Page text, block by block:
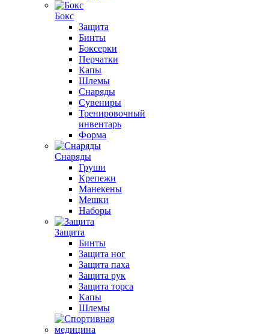
Бокс
Защита
Бинты
Боксерки
Перчатки
Капы
Шлемы
Снаряды
Сувениры
Тренировочный
инвентарь
Форма
Снаряды
Груши
Крепежи
Манекены
Мешки
Наборы
Защита
Бинты
Защита ног
Защита паха
Защита рук
Защита торса
Капы
Шлемы